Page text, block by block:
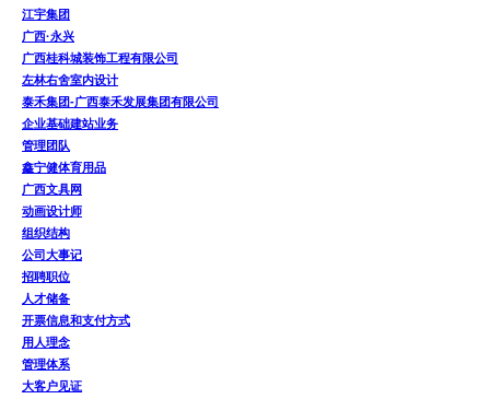
江宇集团
广西·永兴
广西桂科城装饰工程有限公司
左林右舍室内设计
泰禾集团-广西泰禾发展集团有限公司
企业基础建站业务
管理团队
鑫宁健体育用品
广西文具网
动画设计师
组织结构
公司大事记
招聘职位
人才储备
开票信息和支付方式
用人理念
管理体系
大客户见证